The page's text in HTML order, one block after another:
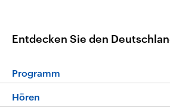
Entdecken Sie den
Programm
Programm
Hören